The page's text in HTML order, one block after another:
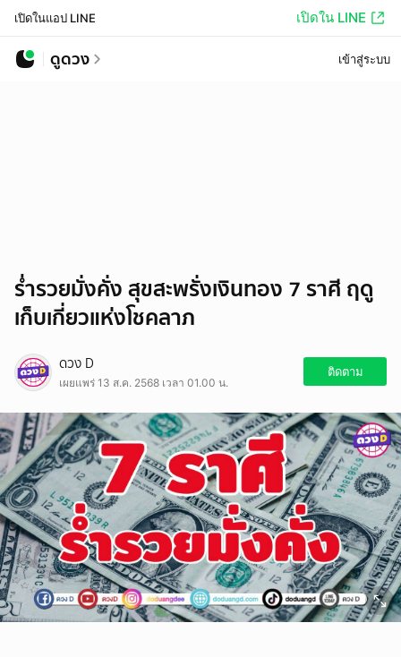
เปิดในแอป LINE เปิดใน LINE
ดูดวง เข้าสู่ระบบ
ร่ำรวยมั่งคั่ง สุขสะพรั่งเงินทอง 7 ราศี ฤดู
เก็บเกี่ยวแห่งโชคลาภ
ดวง D
เผยแพร่ 13 ส.ค. 2568 เวลา 01.00 น.
ติดตาม